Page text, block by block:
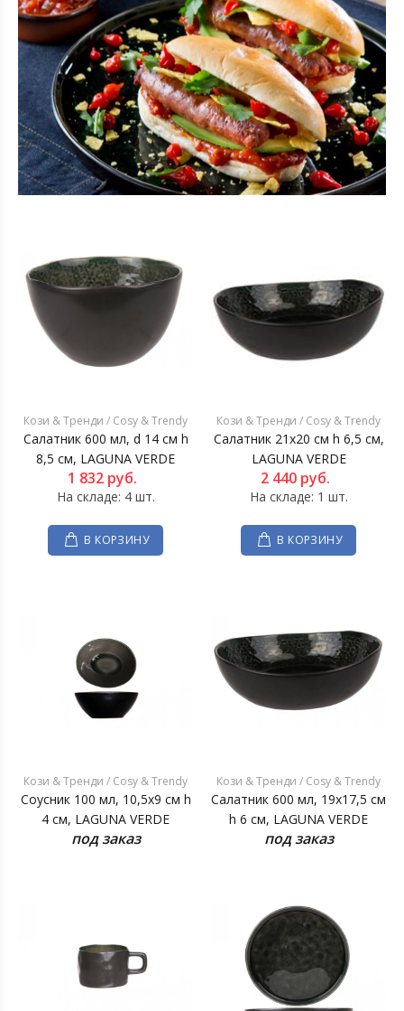
Кози & Тренди / Cosy & Trendy
Салатник 600 мл, d 14 см h
8,5 см, LAGUNA VERDE
1 832 руб.
На складе: 4 шт.
В КОРЗИНУ
Кози & Тренди / Cosy & Trendy
Салатник 21x20 см h 6,5 см,
LAGUNA VERDE
2 440 руб.
На складе: 1 шт.
В КОРЗИНУ
Кози & Тренди / Cosy & Trendy
Соусник 100 мл, 10,5x9 см h
4 см, LAGUNA VERDE
под заказ
Кози & Тренди / Cosy & Trendy
Салатник 600 мл, 19x17,5 см
h 6 см, LAGUNA VERDE
под заказ